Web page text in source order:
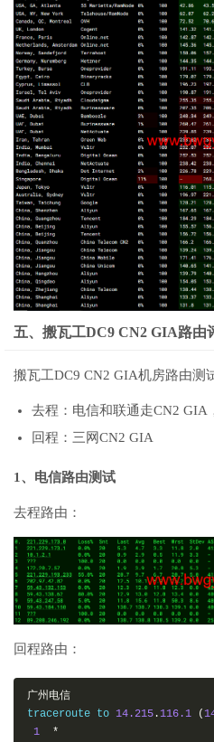
五、搬瓦工DC9 CN2 GIA路由
搬瓦工DC9 CN2 GIA机房路由测
去程：电信和联通走CN2 GIA
回程：三网CN2 GIA
1、电信路由测试
去程路由：
回程路由：
广州电信
traceroute to 14.215 . 116.1 (
1
*